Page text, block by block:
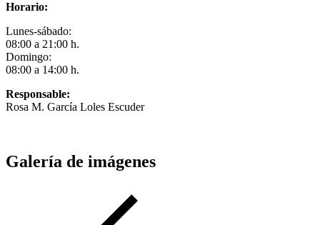
Horario:
Lunes-sábado:
08:00 a 21:00 h.
Domingo:
08:00 a 14:00 h.
Responsable:
Rosa M. García Loles Escuder
Galería de imágenes